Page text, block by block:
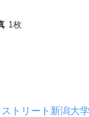
1枚
トリート新潟大